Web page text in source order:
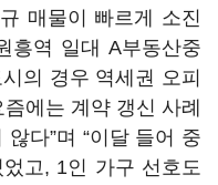
매물이 빠르게 소진
흥역 일대 A부동산중
의 경우 역세권 오피
에는 계약 갱신 사례
다”며 “이달 들어 중
고, 1인 가구 선호도